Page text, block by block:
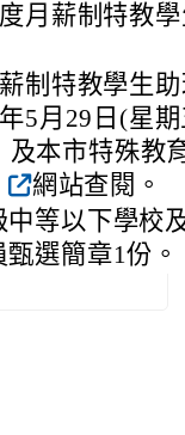
月薪制特教
制特教學生
5月29日(星
及本市特殊教
網站查閱。
等以下學校
選簡章1份。